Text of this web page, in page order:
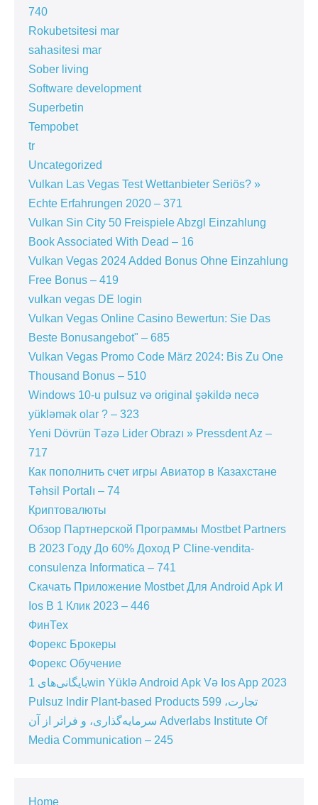
740
Rokubetsitesi mar
sahasitesi mar
Sober living
Software development
Superbetin
Tempobet
tr
Uncategorized
Vulkan Las Vegas Test Wettanbieter Seriös? »
Echte Erfahrungen 2020 – 371
Vulkan Sin City 50 Freispiele Abzgl Einzahlung
Book Associated With Dead – 16
Vulkan Vegas 2024 Added Bonus Ohne Einzahlung
Free Bonus – 419
vulkan vegas DE login
Vulkan Vegas Online Casino Bewertun: Sie Das
Beste Bonusangebot" – 685
Vulkan Vegas Promo Code März 2024: Bis Zu One
Thousand Bonus – 510
Windows 10-u pulsuz və original şəkildə necə
yükləmək olar ? – 323
Yeni Dövrün Təzə Lider Obrazı » Pressdent Az –
717
Как пополнить счет игры Авиатор в Казахстане
Təhsil Portalı – 74
Криптовалюты
Обзор Партнерской Программы Mostbet Partners
В 2023 Году До 60% Доход P Cline-vendita-
consulenza Informatica – 741
Скачать Приложение Mostbet Для Android Apk И
Ios В 1 Клик 2023 – 446
ФинТех
Форекс Брокеры
Форекс Обучение
بایگانی‌های 1win Yüklə Android Apk Və Ios App 2023
Pulsuz Indir Plant-based Products 599 تجارت،
سرمایه‌گذاری، و فراتر از آن Adverlabs Institute Of
Media Communication – 245
Home